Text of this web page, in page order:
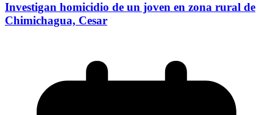
Investigan homicidio de un joven en zona rural de
Chimichagua, Cesar